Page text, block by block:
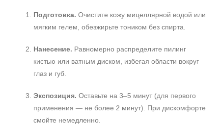
Подготовка. Очистите кожу мицеллярной водой или
мягким гелем, обезжирьте тоником без спирта.
Нанесение. Равномерно распределите пилинг
кистью или ватным диском, избегая области вокруг
глаз и губ.
Экспозиция. Оставьте на 3–5 минут (для первого
применения — не более 2 минут). При дискомфорте
смойте немедленно.